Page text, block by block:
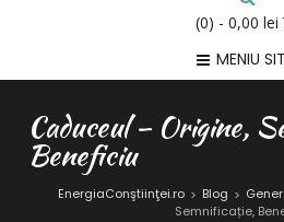
(0) - 0,00 lei
MENIU
Caduceul – Origine,
Beneficiu
EnergiaConştiinţei.ro > Blog >
Semnificație,